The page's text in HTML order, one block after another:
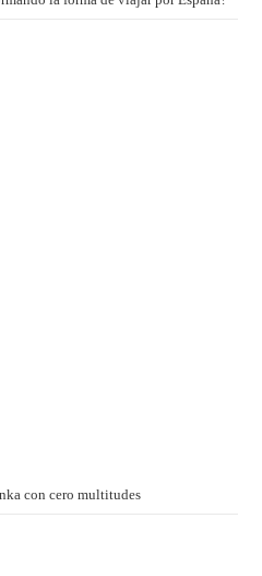
con cero multitudes